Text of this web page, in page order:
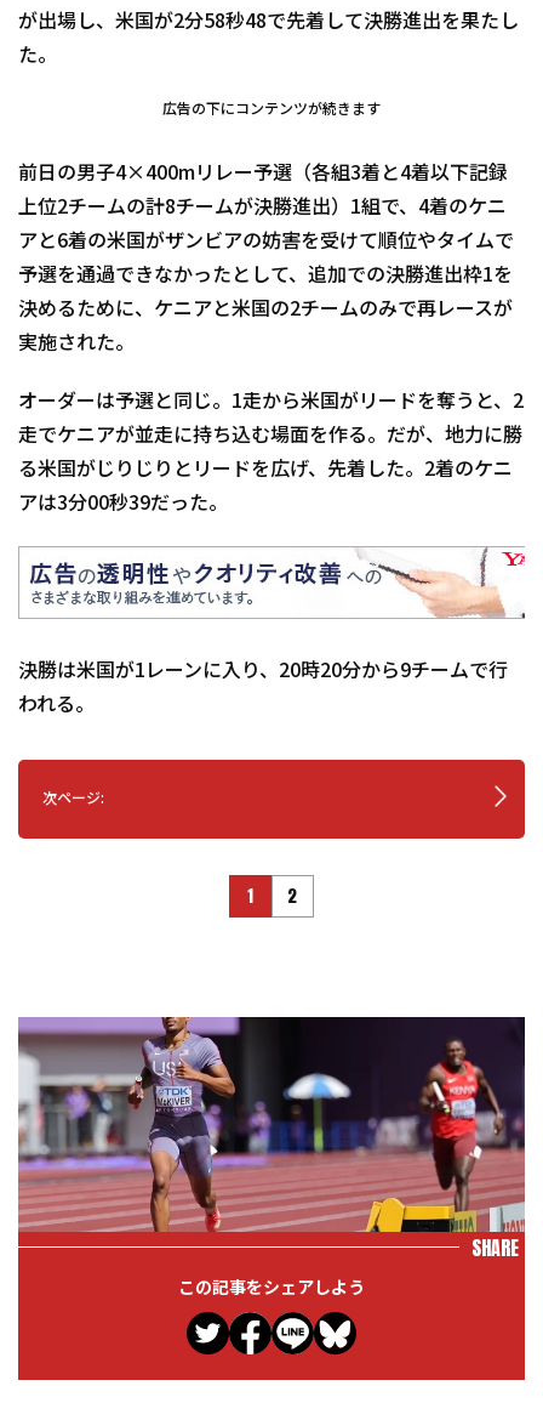
が出場し、米国が2分58秒48で先着して決勝進出を果たし
た。
広告の下にコンテンツが続きます
前日の男子4×400mリレー予選（各組3着と4着以下記録
上位2チームの計8チームが決勝進出）1組で、4着のケニ
アと6着の米国がザンビアの妨害を受けて順位やタイムで
予選を通過できなかったとして、追加での決勝進出枠1を
決めるために、ケニアと米国の2チームのみで再レースが
実施された。
オーダーは予選と同じ。1走から米国がリードを奪うと、2
走でケニアが並走に持ち込む場面を作る。だが、地力に勝
る米国がじりじりとリードを広げ、先着した。2着のケニ
アは3分00秒39だった。
決勝は米国が1レーンに入り、20時20分から9チームで行
われる。
次ページ:
1 2
SHARE
この記事をシェアしよう